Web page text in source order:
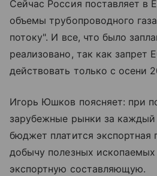
Сейчас Россия поставляет в
объемы трубопроводного
потоку". И все, что было
реализовано, так как запрет
действовать только с осени
Игорь Юшков поясняет: при
зарубежные рынки за каждый
бюджет платится экспортная
добычу полезных
экспортную составляющую.